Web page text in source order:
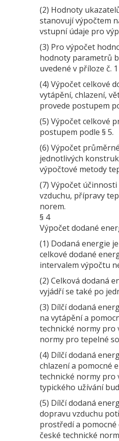
(2) Hodnoty
stanovují výpočtem
vstupní údaje pro
(3) Pro výpočet
hodnoty parametrů
uvedené v příloze č.
(4) Výpočet celkové
vytápění, chlazení,
provede postupem
(5) Výpočet celkové
postupem podle § 5.
(6) Výpočet
jednotlivých
výpočtové metody
(7) Výpočet
vzduchu, přípravy
norem.
§ 4
Výpočet dodané
(1) Dodaná energie
celkové dodané
intervalem výpočtu
(2) Celková dodaná
vyjádří se také po
(3) Dílčí dodaná
na vytápění a
technické normy pro
normy pro tepelné
(4) Dílčí dodaná
chlazení a pomocné
technické normy pro
typického užívání
(5) Dílčí dodaná
dopravu vzduchu
prostředí a
české technické